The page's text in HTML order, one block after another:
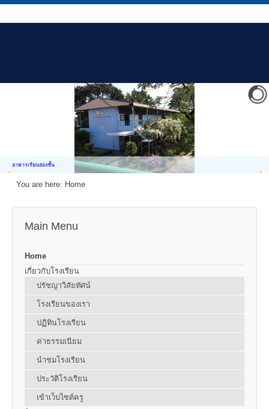
อาคารเรียนสองชั้น
You are here: Home
Main Menu
Home
เกี่ยวกับโรงเรียน
ปรัชญาวิสัยทัศน์
โรงเรียนของเรา
ปฏิทินโรงเรียน
ค่าธรรมเนียม
นำชมโรงเรียน
ประวัติโรงเรียน
เข้าเว็บไซต์ครู